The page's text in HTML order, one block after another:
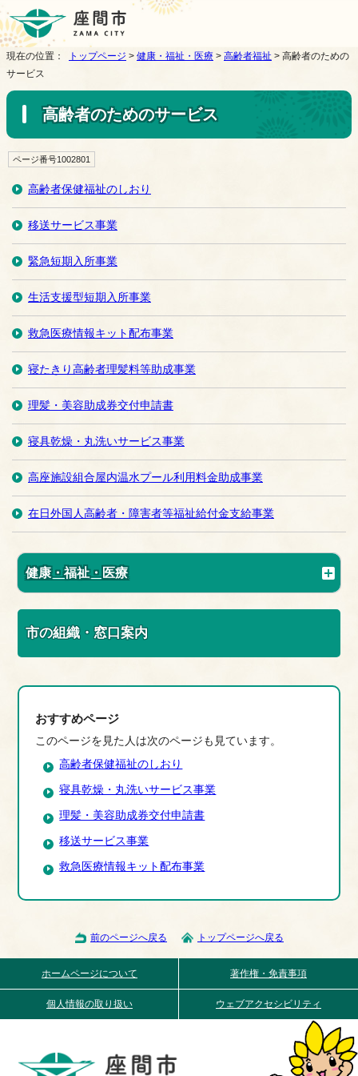
現在の位置： トップページ > 健康・福祉・医療 > 高齢者福祉 > 高齢者のための
サービス
高齢者のためのサービス
ページ番号1002801
高齢者保健福祉のしおり
移送サービス事業
緊急短期入所事業
生活支援型短期入所事業
救急医療情報キット配布事業
寝たきり高齢者理髪料等助成事業
理髪・美容助成券交付申請書
寝具乾燥・丸洗いサービス事業
高座施設組合屋内温水プール利用料金助成事業
在日外国人高齢者・障害者等福祉給付金支給事業
健康・福祉・医療
市の組織・窓口案内
おすすめページ
このページを見た人は次のページも見ています。
高齢者保健福祉のしおり
寝具乾燥・丸洗いサービス事業
理髪・美容助成券交付申請書
移送サービス事業
救急医療情報キット配布事業
前のページへ戻る トップページへ戻る
ホームページについて 著作権・免責事項
個人情報の取り扱い ウェブアクセシビリティ